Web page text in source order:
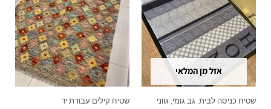
אזל מן המלאי
שטיח כניסה לבית, גב גומי, גווני
שטיח קילים עבודת יד